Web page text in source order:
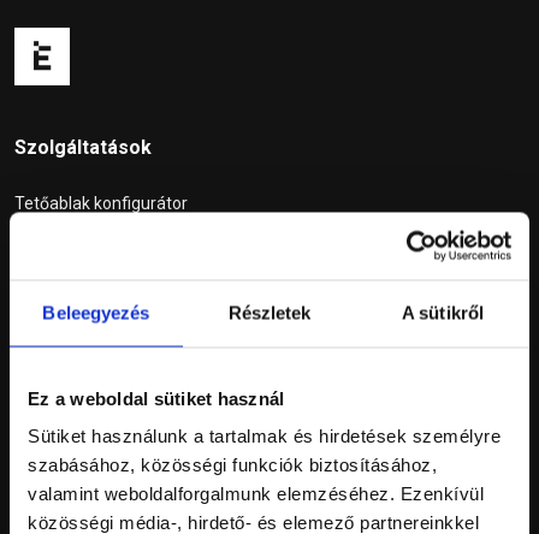
Beleegyezés Részletek A sütikről
Ez a weboldal sütiket használ
Sütiket használunk a tartalmak és hirdetések személyre
szabásához, közösségi funkciók biztosításához,
valamint weboldalforgalmunk elemzéséhez. Ezenkívül
közösségi média-, hirdető- és elemező partnereinkkel
Szolgáltatások
Tetőablak konfigurátor
Adatkezelési tájékoztató
Elállási nyilatkozat